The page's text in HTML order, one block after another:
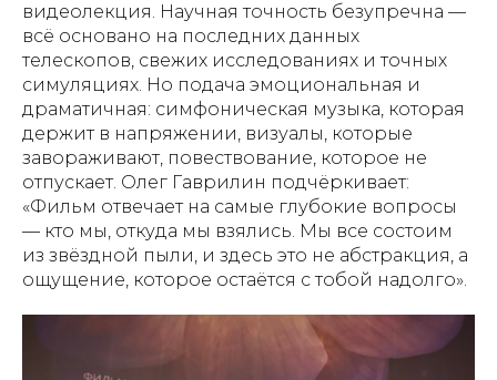
видеолекция. Научная точность безупречна —
всё основано на последних данных
телескопов, свежих исследованиях и точных
симуляциях. Но подача эмоциональная и
драматичная: симфоническая музыка, которая
держит в напряжении, визуалы, которые
завораживают, повествование, которое не
отпускает. Олег Гаврилин подчёркивает:
«Фильм отвечает на самые глубокие вопросы
— кто мы, откуда мы взялись. Мы все состоим
из звёздной пыли, и здесь это не абстракция, а
ощущение, которое остаётся с тобой надолго».